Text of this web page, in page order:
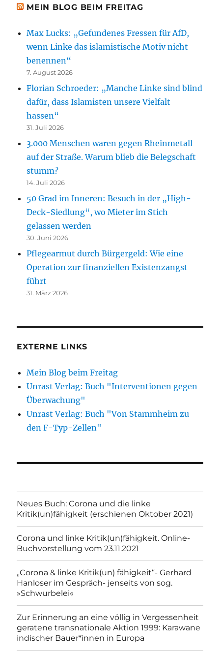
MEIN BLOG BEIM FREITAG
Max Lucks: „Gefundenes Fressen für AfD,
wenn Linke das islamistische Motiv nicht
benennen“
7. August 2026
Florian Schroeder: „Manche Linke sind blind
dafür, dass Islamisten unsere Vielfalt
hassen“
31. Juli 2026
3.000 Menschen waren gegen Rheinmetall
auf der Straße. Warum blieb die Belegschaft
stumm?
14. Juli 2026
50 Grad im Inneren: Besuch in der „High-
Deck-Siedlung“, wo Mieter im Stich
gelassen werden
30. Juni 2026
Pflegearmut durch Bürgergeld: Wie eine
Operation zur finanziellen Existenzangst
führt
31. März 2026
EXTERNE LINKS
Mein Blog beim Freitag
Unrast Verlag: Buch "Interventionen gegen
Überwachung"
Unrast Verlag: Buch "Von Stammheim zu
den F-Typ-Zellen"
Neues Buch: Corona und die linke
Kritik(un)fähigkeit (erschienen Oktober 2021)
Corona und linke Kritik(un)fähigkeit. Online-
Buchvorstellung vom 23.11.2021
„Corona & linke Kritik(un) fähigkeit“- Gerhard
Hanloser im Gespräch- jenseits von sog.
»Schwurbelei«
Zur Erinnerung an eine völlig in Vergessenheit
geratene transnationale Aktion 1999: Karawane
indischer Bauer*innen in Europa